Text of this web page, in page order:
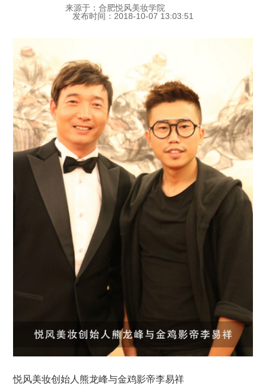
来源于：合肥悦风美妆学院
发布时间：2018-10-07 13:03:51
悦风美妆创始人熊龙峰与金鸡影帝李易祥